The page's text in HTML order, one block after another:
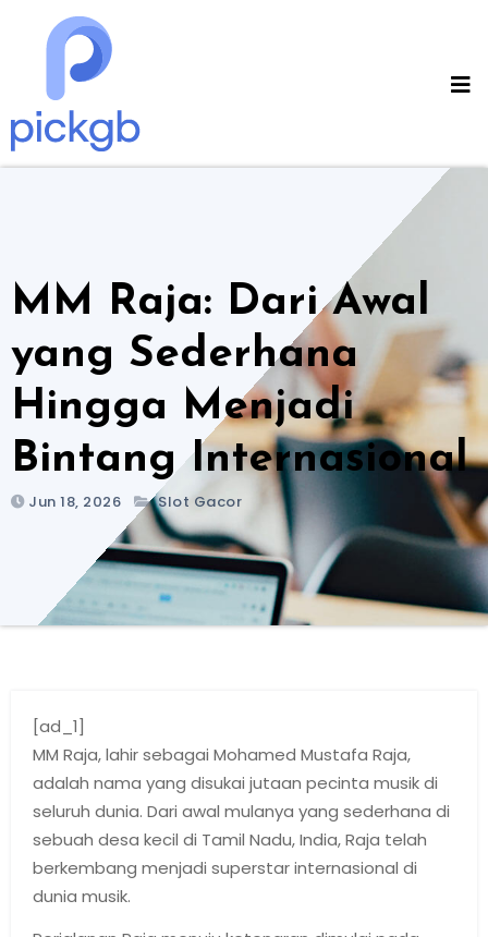
MM Raja: Dari Awal
yang Sederhana
Hingga Menjadi
Bintang Internasional
Jun 18, 2026 Slot Gacor
[ad_1]
MM Raja, lahir sebagai Mohamed Mustafa Raja,
adalah nama yang disukai jutaan pecinta musik di
seluruh dunia. Dari awal mulanya yang sederhana di
sebuah desa kecil di Tamil Nadu, India, Raja telah
berkembang menjadi superstar internasional di
dunia musik.